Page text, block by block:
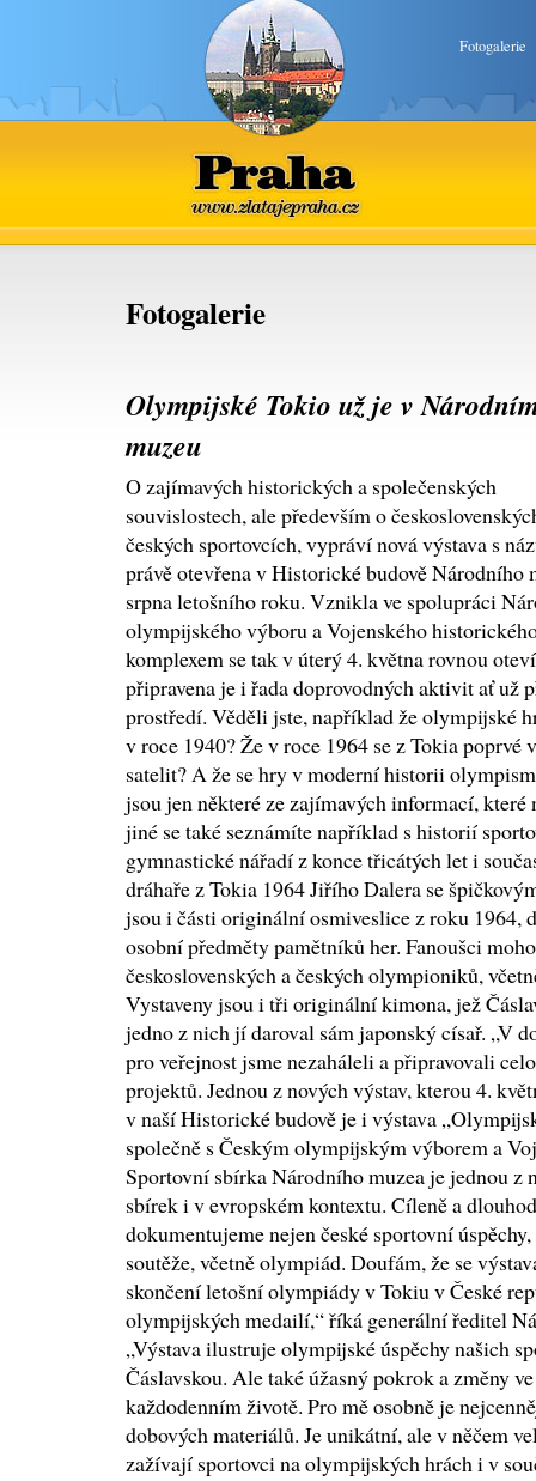
Fotogalerie
Praha
www.zlatajepraha.cz
Fotogalerie
Olympijské Tokio už je v
muzeu
O zajímavých historických a společenských
souvislostech, ale především o
českých sportovcích, vypráví nová výstava s
právě otevřena v Historické budově Národního
srpna letošního roku. Vznikla ve spolupráci
olympijského výboru a Vojenského
komplexem se tak v úterý 4. května rovnou
připravena je i řada doprovodných aktivit ať už
prostředí. Věděli jste, například že olympijské
v roce 1940? Že v roce 1964 se z Tokia
satelit? A že se hry v moderní historii
jsou jen některé ze zajímavých informací,
jiné se také seznámíte například s historií
gymnastické nářadí z konce třicátých let i
dráhaře z Tokia 1964 Jiřího Dalera se
jsou i části originální osmiveslice z roku 1964,
osobní předměty pamětníků her. Fanoušci
československých a českých olympioniků,
Vystaveny jsou i tři originální kimona, jež
jedno z nich jí daroval sám japonský císař. „V
pro veřejnost jsme nezaháleli a připravovali
projektů. Jednou z nových výstav, kterou 4.
v naší Historické budově je i výstava
společně s Českým olympijským výborem a
Sportovní sbírka Národního muzea je jednou z
sbírek i v evropském kontextu. Cíleně a
dokumentujeme nejen české sportovní
soutěže, včetně olympiád. Doufám, že se
skončení letošní olympiády v Tokiu v České
olympijských medailí,“ říká generální ředitel
„Výstava ilustruje olympijské úspěchy našich
Čáslavskou. Ale také úžasný pokrok a změny
každodenním životě. Pro mě osobně je
dobových materiálů. Je unikátní, ale v něčem
zažívají sportovci na olympijských hrách i v